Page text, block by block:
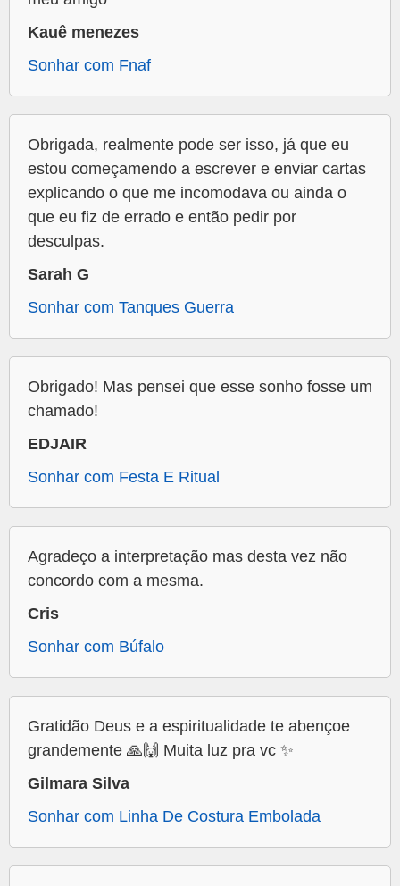
Kauê menezes
Sonhar com Fnaf
Obrigada, realmente pode ser isso, já que eu
estou começamendo a escrever e enviar cartas
explicando o que me incomodava ou ainda o
que eu fiz de errado e então pedir por
desculpas.
Sarah G
Sonhar com Tanques Guerra
Obrigado! Mas pensei que esse sonho fosse um
chamado!
EDJAIR
Sonhar com Festa E Ritual
Agradeço a interpretação mas desta vez não
concordo com a mesma.
Cris
Sonhar com Búfalo
Gratidão Deus e a espiritualidade te abençoe
grandemente 🙏🙌 Muita luz pra vc ✨
Gilmara Silva
Sonhar com Linha De Costura Embolada